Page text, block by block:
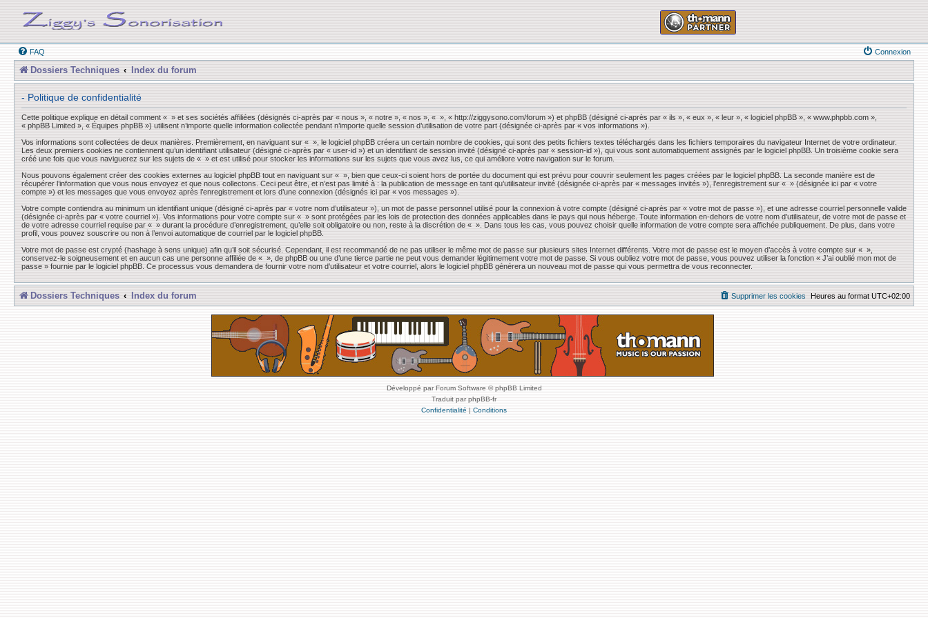
FAQ Connexion
Dossiers Techniques Index du forum
- Politique de confidentialité
Cette politique explique en détail comment « » et ses sociétés affiliées (désignés ci-après par « nous », « notre », « nos », « », « http://ziggysono.com/forum ») et phpBB (désigné ci-après par « ils », « eux », « leur », « logiciel phpBB », « www.phpbb.com »,
« phpBB Limited », « Équipes phpBB ») utilisent n’importe quelle information collectée pendant n’importe quelle session d’utilisation de votre part (désignée ci-après par « vos informations »).
Vos informations sont collectées de deux manières. Premièrement, en naviguant sur « », le logiciel phpBB créera un certain nombre de cookies, qui sont des petits fichiers textes téléchargés dans les fichiers temporaires du navigateur Internet de votre ordinateur.
Les deux premiers cookies ne contiennent qu’un identifiant utilisateur (désigné ci-après par « user-id ») et un identifiant de session invité (désigné ci-après par « session-id »), qui vous sont automatiquement assignés par le logiciel phpBB. Un troisième cookie sera
créé une fois que vous naviguerez sur les sujets de « » et est utilisé pour stocker les informations sur les sujets que vous avez lus, ce qui améliore votre navigation sur le forum.
Nous pouvons également créer des cookies externes au logiciel phpBB tout en naviguant sur « », bien que ceux-ci soient hors de portée du document qui est prévu pour couvrir seulement les pages créées par le logiciel phpBB. La seconde manière est de
récupérer l’information que vous nous envoyez et que nous collectons. Ceci peut être, et n’est pas limité à : la publication de message en tant qu’utilisateur invité (désignée ci-après par « messages invités »), l’enregistrement sur « » (désignée ici par « votre
compte ») et les messages que vous envoyez après l’enregistrement et lors d’une connexion (désignés ici par « vos messages »).
Votre compte contiendra au minimum un identifiant unique (désigné ci-après par « votre nom d’utilisateur »), un mot de passe personnel utilisé pour la connexion à votre compte (désigné ci-après par « votre mot de passe »), et une adresse courriel personnelle valide
(désignée ci-après par « votre courriel »). Vos informations pour votre compte sur « » sont protégées par les lois de protection des données applicables dans le pays qui nous héberge. Toute information en-dehors de votre nom d’utilisateur, de votre mot de passe et
de votre adresse courriel requise par « » durant la procédure d’enregistrement, qu’elle soit obligatoire ou non, reste à la discrétion de « ». Dans tous les cas, vous pouvez choisir quelle information de votre compte sera affichée publiquement. De plus, dans votre
profil, vous pouvez souscrire ou non à l’envoi automatique de courriel par le logiciel phpBB.
Votre mot de passe est crypté (hashage à sens unique) afin qu’il soit sécurisé. Cependant, il est recommandé de ne pas utiliser le même mot de passe sur plusieurs sites Internet différents. Votre mot de passe est le moyen d’accès à votre compte sur « »,
conservez-le soigneusement et en aucun cas une personne affiliée de « », de phpBB ou une d’une tierce partie ne peut vous demander légitimement votre mot de passe. Si vous oubliez votre mot de passe, vous pouvez utiliser la fonction « J’ai oublié mon mot de
passe » fournie par le logiciel phpBB. Ce processus vous demandera de fournir votre nom d’utilisateur et votre courriel, alors le logiciel phpBB générera un nouveau mot de passe qui vous permettra de vous reconnecter.
Dossiers Techniques Index du forum Heures au format UTC+02:00
Supprimer les cookies
Développé par Forum Software © phpBB Limited
Traduit par phpBB-fr
Confidentialité | Conditions